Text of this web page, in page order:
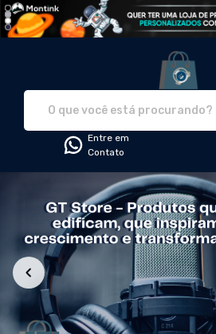
Entre em
Contato
Todos os Produtos
Maior preço Produtos